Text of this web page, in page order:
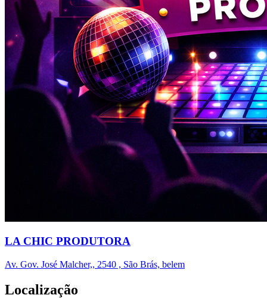
LA CHIC PRODUTORA
Av. Gov. José Malcher,, 2540 , São Brás, belem
Localização